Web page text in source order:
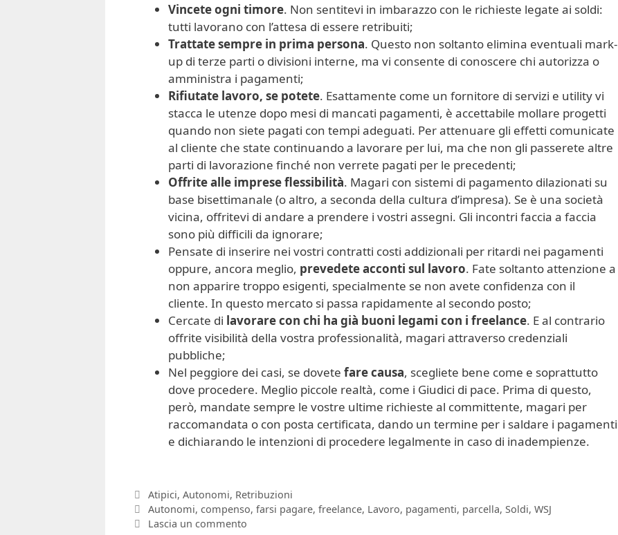
Vincete ogni timore. Non sentitevi in imbarazzo con le richieste legate ai soldi:
tutti lavorano con l’attesa di essere retribuiti;
Trattate sempre in prima persona. Questo non soltanto elimina eventuali mark-
up di terze parti o divisioni interne, ma vi consente di conoscere chi autorizza o
amministra i pagamenti;
Rifiutate lavoro, se potete. Esattamente come un fornitore di servizi e utility vi
stacca le utenze dopo mesi di mancati pagamenti, è accettabile mollare progetti
quando non siete pagati con tempi adeguati. Per attenuare gli effetti comunicate
al cliente che state continuando a lavorare per lui, ma che non gli passerete altre
parti di lavorazione finché non verrete pagati per le precedenti;
Offrite alle imprese flessibilità. Magari con sistemi di pagamento dilazionati su
base bisettimanale (o altro, a seconda della cultura d’impresa). Se è una società
vicina, offritevi di andare a prendere i vostri assegni. Gli incontri faccia a faccia
sono più difficili da ignorare;
Pensate di inserire nei vostri contratti costi addizionali per ritardi nei pagamenti
oppure, ancora meglio, prevedete acconti sul lavoro. Fate soltanto attenzione a
non apparire troppo esigenti, specialmente se non avete confidenza con il
cliente. In questo mercato si passa rapidamente al secondo posto;
Cercate di lavorare con chi ha già buoni legami con i freelance. E al contrario
offrite visibilità della vostra professionalità, magari attraverso credenziali
pubbliche;
Nel peggiore dei casi, se dovete fare causa, scegliete bene come e soprattutto
dove procedere. Meglio piccole realtà, come i Giudici di pace. Prima di questo,
però, mandate sempre le vostre ultime richieste al committente, magari per
raccomandata o con posta certificata, dando un termine per i saldare i pagamenti
e dichiarando le intenzioni di procedere legalmente in caso di inadempienze.
Categorie
Atipici, Autonomi, Retribuzioni
Tag
Autonomi, compenso, farsi pagare, freelance, Lavoro, pagamenti, parcella, Soldi, WSJ
Lascia un commento